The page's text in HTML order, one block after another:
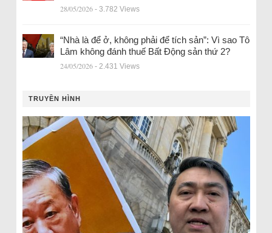
28/05/2026 - 3.782 Views
“Nhà là để ở, không phải để tích sản”: Vì sao Tô
Lâm không đánh thuế Bất Động sản thứ 2?
24/05/2026 - 2.431 Views
TRUYỀN HÌNH